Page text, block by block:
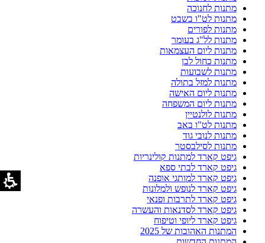
מתנות לחנוכה
מתנות לט"ו בשבט
מתנות לפורים
מתנות לל"ג בעומר
מתנות ליום העצמאות
מתנות כחול לבן
מתנות לשבועות
מתנות למזל בתולה
מתנות ליום האישה
מתנות ליום המשפחה
מתנות לולנטיין
מתנות לט"ו באב
מתנות לנובי גוד
מתנות לסילבסטר
גיפט קארד למתנות קולינריות
גיפט קארד לבתי ספא
גיפט קארד למותגי אופנה
גיפט קארד לנופש ולמלונות
גיפט קארד לתרבות ופנאי
גיפט קארד לסדנאות והעשרה
גיפט קארד ליופי וטיפוח
המתנות האהובות של 2025